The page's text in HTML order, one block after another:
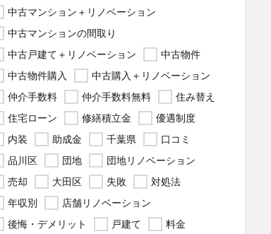
中古マンション＋リノベーション
中古マンションの間取り
中古戸建て＋リノベーション
中古物件
中古物件購入
中古購入＋リノベーション
仲介手数料
仲介手数料無料
住み替え
住宅ローン
修繕積立金
優遇制度
内装
助成金 千葉県
口コミ
品川区
団地
団地リノベーション
売却
大田区 失敗
対処法
年収別
店舗リノベーション
後悔・デメリット
戸建て
料金